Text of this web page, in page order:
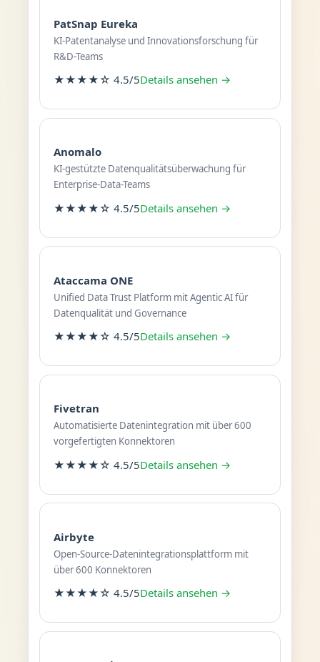
PatSnap Eureka
KI-Patentanalyse und Innovationsforschung für
R&D-Teams
★★★★☆ 4.5/5Details ansehen →
Anomalo
KI-gestützte Datenqualitätsüberwachung für
Enterprise-Data-Teams
★★★★☆ 4.5/5Details ansehen →
Ataccama ONE
Unified Data Trust Platform mit Agentic AI für
Datenqualität und Governance
★★★★☆ 4.5/5Details ansehen →
Fivetran
Automatisierte Datenintegration mit über 600
vorgefertigten Konnektoren
★★★★☆ 4.5/5Details ansehen →
Airbyte
Open-Source-Datenintegrationsplattform mit
über 600 Konnektoren
★★★★☆ 4.5/5Details ansehen →